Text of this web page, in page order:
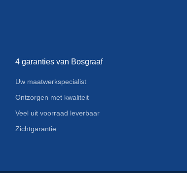
4 garanties van Bosgraaf
Uw maatwerkspecialist
Ontzorgen met kwaliteit
Veel uit voorraad leverbaar
Zichtgarantie